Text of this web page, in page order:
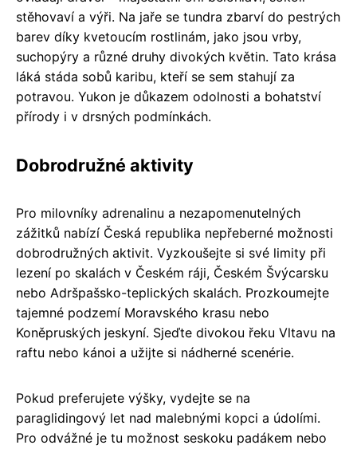
stěhovaví a výři. Na jaře se tundra zbarví do pestrých
barev díky kvetoucím rostlinám, jako jsou vrby,
suchopýry a různé druhy divokých květin. Tato krása
láká stáda sobů karibu, kteří se sem stahují za
potravou. Yukon je důkazem odolnosti a bohatství
přírody i v drsných podmínkách.
Dobrodružné aktivity
Pro milovníky adrenalinu a nezapomenutelných
zážitků nabízí Česká republika nepřeberné možnosti
dobrodružných aktivit. Vyzkoušejte si své limity při
lezení po skalách v Českém ráji, Českém Švýcarsku
nebo Adršpašsko-teplických skalách. Prozkoumejte
tajemné podzemí Moravského krasu nebo
Koněpruských jeskyní. Sjeďte divokou řeku Vltavu na
raftu nebo kánoi a užijte si nádherné scenérie.
Pokud preferujete výšky, vydejte se na
paraglidingový let nad malebnými kopci a údolími.
Pro odvážné je tu možnost seskoku padákem nebo